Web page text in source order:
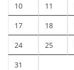
10 11
17 18
24 25
31